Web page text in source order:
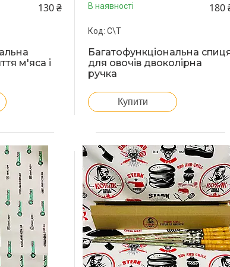
130 ₴
м'яса і
В наявності 180
С\Т
Багатофункціональна
для овочів двоколірна
ручка
Купити